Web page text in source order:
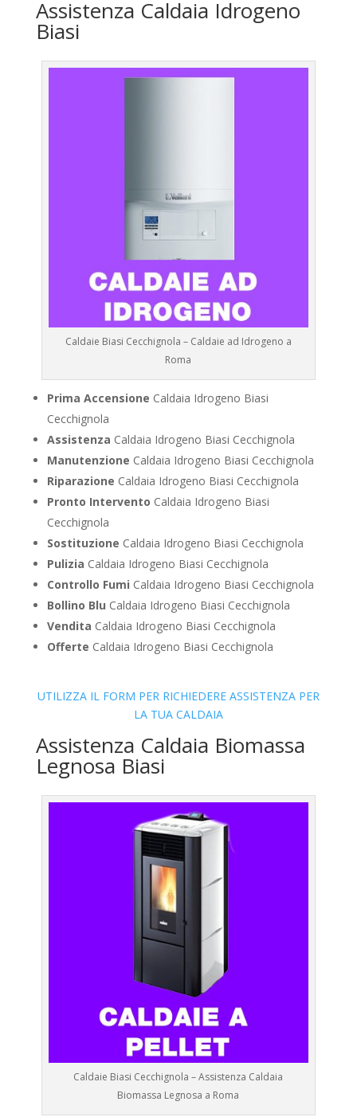
Assistenza Caldaia Idrogeno
Biasi
Caldaie Biasi Cecchignola – Caldaie ad Idrogeno a
Roma
Prima Accensione Caldaia Idrogeno Biasi
Cecchignola
Assistenza Caldaia Idrogeno Biasi Cecchignola
Manutenzione Caldaia Idrogeno Biasi Cecchignola
Riparazione Caldaia Idrogeno Biasi Cecchignola
Pronto Intervento Caldaia Idrogeno Biasi
Cecchignola
Sostituzione Caldaia Idrogeno Biasi Cecchignola
Pulizia Caldaia Idrogeno Biasi Cecchignola
Controllo Fumi Caldaia Idrogeno Biasi Cecchignola
Bollino Blu Caldaia Idrogeno Biasi Cecchignola
Vendita Caldaia Idrogeno Biasi Cecchignola
Offerte Caldaia Idrogeno Biasi Cecchignola
UTILIZZA IL FORM PER RICHIEDERE ASSISTENZA PER
LA TUA CALDAIA
Assistenza Caldaia Biomassa
Legnosa Biasi
Caldaie Biasi Cecchignola – Assistenza Caldaia
Biomassa Legnosa a Roma